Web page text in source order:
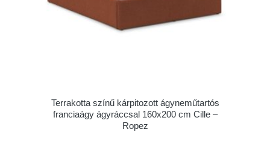
Terrakotta színű kárpitozott ágyneműtartós
franciaágy ágyráccsal 160x200 cm Cille –
Ropez